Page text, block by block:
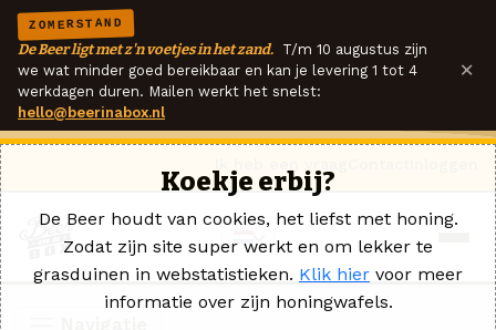
ZOMERSTAND
De Beer ligt met z'n voetjes in het zand. T/m 10 augustus zijn
we wat minder goed bereikbaar en kan je levering 1 tot 4
werkdagen duren. Mailen werkt het snelst:
hello@beerinabox.nl
×
Koekje erbij?
De Beer houdt van cookies, het liefst met honing.
Zodat zijn site super werkt en om lekker te
grasduinen in webstatistieken. Klik hier voor meer
informatie over zijn honingwafels.